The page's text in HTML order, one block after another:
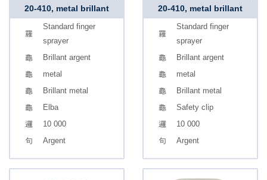
20-410, metal brillant
Standard finger
sprayer
Brillant argent
metal
Brillant metal
Elba
10 000
Argent
20-410, metal brillant
Standard finger
sprayer
Brillant argent
metal
Brillant metal
Safety clip
10 000
Argent